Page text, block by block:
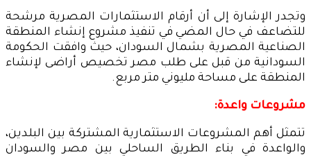
وتجدر الإشارة إلى أن أرقام الاستثمارات المصرية مرشحة
للتضاعف في حال المضي في تنفيذ مشروع إنشاء المنطقة
الصناعية المصرية بشمال السودان، حيث وافقت الحكومة
السودانية من قبل على طلب مصر تخصيص أراضى لإنشاء
المنطقة على مساحة مليوني متر مربع.
مشروعات واعدة:
تتمثل أهم المشروعات الاستثمارية المشتركة بين البلدين،
والواعدة في بناء الطريق الساحلي بين مصر والسودان